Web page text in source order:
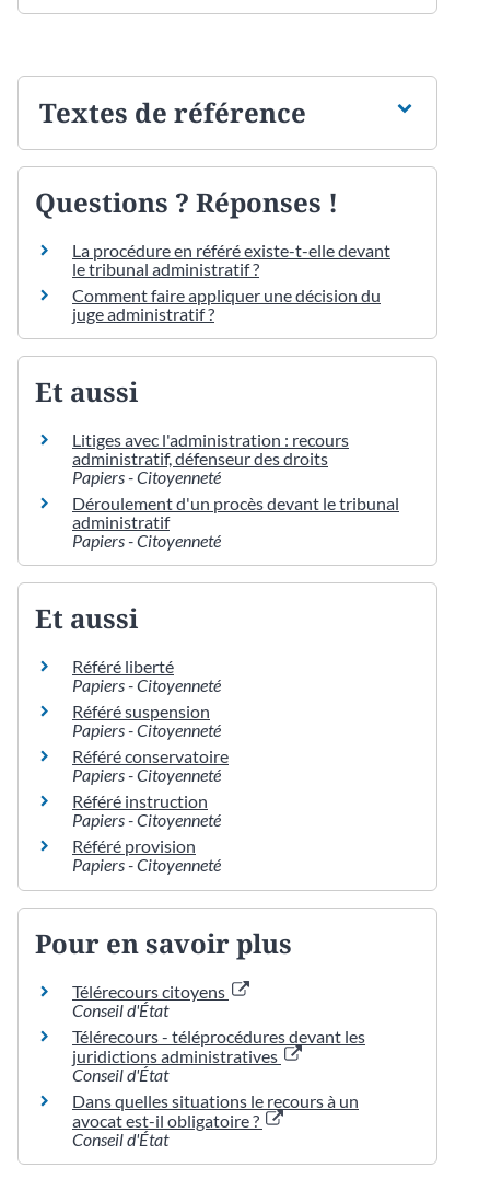
Textes de référence
Questions ? Réponses !
La procédure en référé existe-t-elle devant
le tribunal administratif ?
Comment faire appliquer une décision du
juge administratif ?
Et aussi
Litiges avec l'administration : recours
administratif, défenseur des droits
Papiers - Citoyenneté
Déroulement d'un procès devant le tribunal
administratif
Papiers - Citoyenneté
Et aussi
Référé liberté
Papiers - Citoyenneté
Référé suspension
Papiers - Citoyenneté
Référé conservatoire
Papiers - Citoyenneté
Référé instruction
Papiers - Citoyenneté
Référé provision
Papiers - Citoyenneté
Pour en savoir plus
Télérecours citoyens
Conseil d'État
Télérecours - téléprocédures devant les
juridictions administratives
Conseil d'État
Dans quelles situations le recours à un
avocat est-il obligatoire ?
Conseil d'État